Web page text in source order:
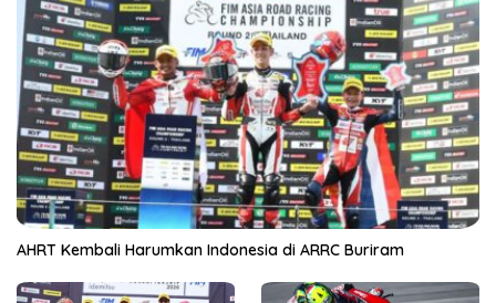
AHRT Kembali Harumkan Indonesia di ARRC Buriram